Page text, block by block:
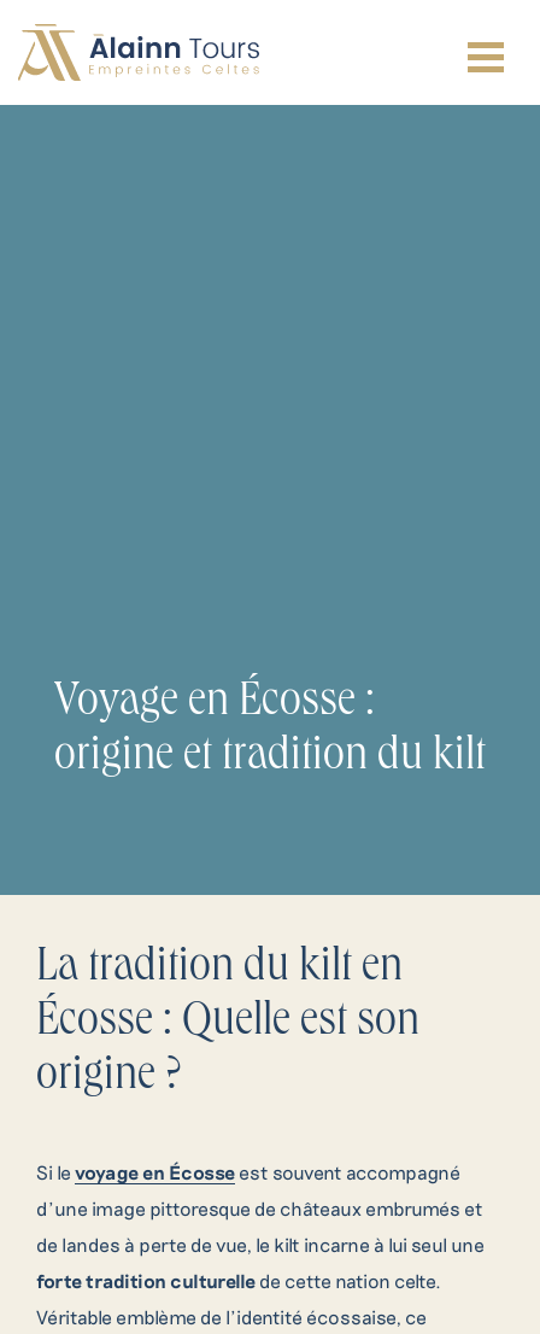
Voyage en Écosse :
origine et tradition du kilt
La tradition du kilt en
Écosse : Quelle est son
origine ?
Si le voyage en Écosse est souvent accompagné
d’une image pittoresque de châteaux embrumés et
de landes à perte de vue, le kilt incarne à lui seul une
forte tradition culturelle de cette nation celte.
Véritable emblème de l’identité écossaise, ce